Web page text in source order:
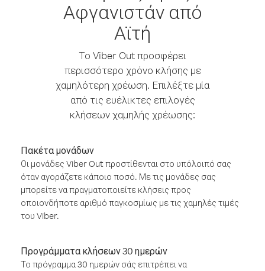
Αφγανιστάν από
Αϊτή
Το Viber Out προσφέρει
περισσότερο χρόνο κλήσης με
χαμηλότερη χρέωση. Επιλέξτε μία
από τις ευέλικτες επιλογές
κλήσεων χαμηλής χρέωσης:
Πακέτα μονάδων
Οι μονάδες Viber Out προστίθενται στο υπόλοιπό σας
όταν αγοράζετε κάποιο ποσό. Με τις μονάδες σας
μπορείτε να πραγματοποιείτε κλήσεις προς
οποιονδήποτε αριθμό παγκοσμίως με τις χαμηλές τιμές
του Viber.
Προγράμματα κλήσεων 30 ημερών
Το πρόγραμμα 30 ημερών σάς επιτρέπει να